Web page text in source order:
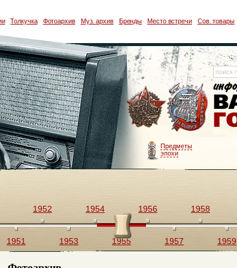
Толкучка Фотоархив Муз. архив Бренды Место встречи Сов. товары
Предметы
эпохи
1951
1952
1953
1954
1955
1956
1957
1958
1959